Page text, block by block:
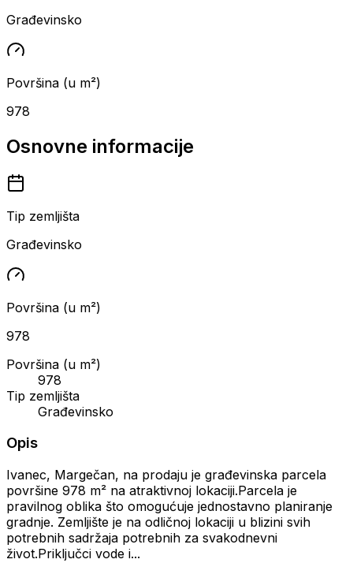
Građevinsko
Površina (u m²)
978
Osnovne informacije
Tip zemljišta
Građevinsko
Površina (u m²)
978
Površina (u m²)
978
Tip zemljišta
Građevinsko
Opis
Ivanec, Margečan, na prodaju je građevinska parcela
površine 978 m² na atraktivnoj lokaciji.Parcela je
pravilnog oblika što omogućuje jednostavno planiranje
gradnje. Zemljište je na odličnoj lokaciji u blizini svih
potrebnih sadržaja potrebnih za svakodnevni
život.Priključci vode i...